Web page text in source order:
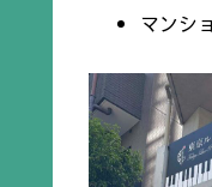
マンシ